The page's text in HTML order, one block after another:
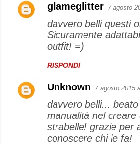
glameglitter 7 agosto
davvero belli questi
Sicuramente
outfit! =)
RISPONDI
Unknown 7 agosto 2015
davvero belli...
manualità nel creare
strabelle! grazie per
conoscere chi le fa!